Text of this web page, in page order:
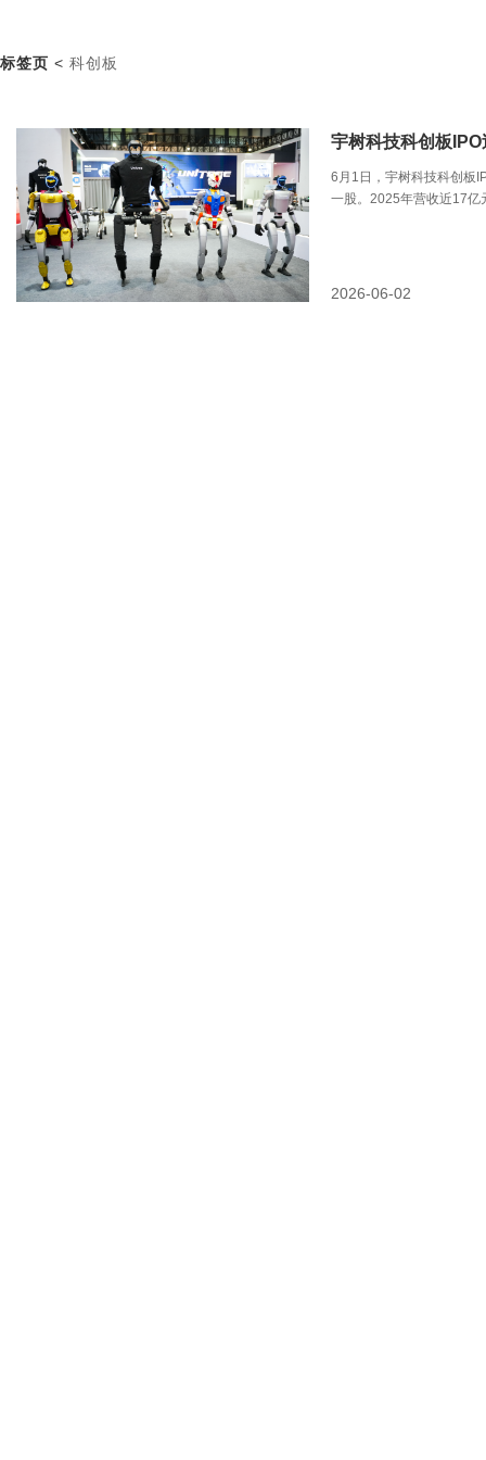
标签页 < 科创板
宇树科技科创板
6月1日，宇树科技科创板
一股。2025年营收近17亿
2026-06-02